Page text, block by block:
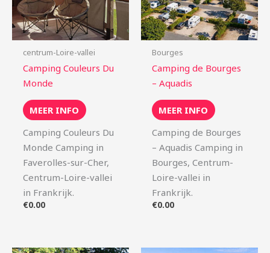
centrum-Loire-vallei
Camping Couleurs Du
Monde
MEER INFO
Camping Couleurs Du
Monde Camping in
Faverolles-sur-Cher,
Centrum-Loire-vallei
in Frankrijk.
€0.00
Bourges
Camping de Bourges
– Aquadis
MEER INFO
Camping de Bourges
– Aquadis Camping in
Bourges, Centrum-
Loire-vallei in
Frankrijk.
€0.00